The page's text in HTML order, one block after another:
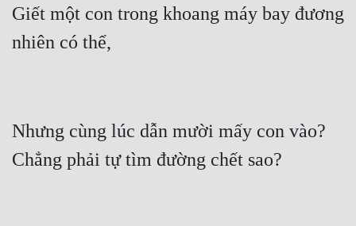
Giết một con trong khoang máy bay đương
Nhưng cùng lúc dẫn mười mấy con vào?